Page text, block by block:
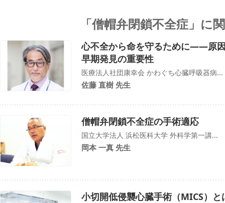
「僧帽弁閉鎖不全症」に
心不全から命を守るために――原
早期発見の重要性
医療法人社団康幸会 かわぐち心臓呼吸器病...
佐藤 直樹 先生
僧帽弁閉鎖不全症の手術適応
国立大学法人 浜松医科大学 外科学第一講...
岡本 一真 先生
小切開低侵襲心臓手術（MICS）と